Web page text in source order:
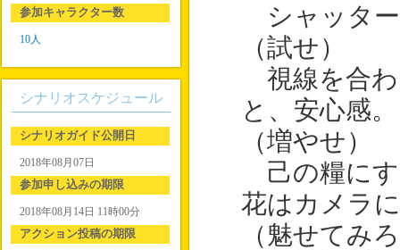
シャッター
（試せ）
視線を合わ
と、安心感。
（増やせ）
己の糧にす
花はカメラ
（魅せてみ
参加キャラクター数
10人
シナリオスケジュール
シナリオガイド公開日
2018年08月07日
参加申し込みの期限
2018年08月14日 11時00分
アクション投稿の期限